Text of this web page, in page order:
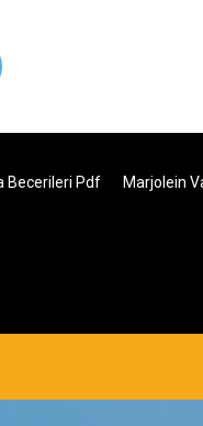
Becerileri Pdf Marjolein